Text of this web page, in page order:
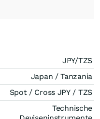
JPY/TZS
Japan / Tanzania
Spot / Cross JPY / TZS
Technische